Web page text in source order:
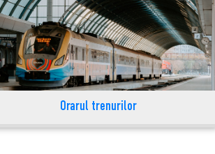
Orarul trenurilor